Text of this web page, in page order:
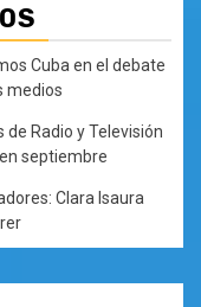
Cuba en el debate
medios
de Radio y Televisión
septiembre
Clara Isaura